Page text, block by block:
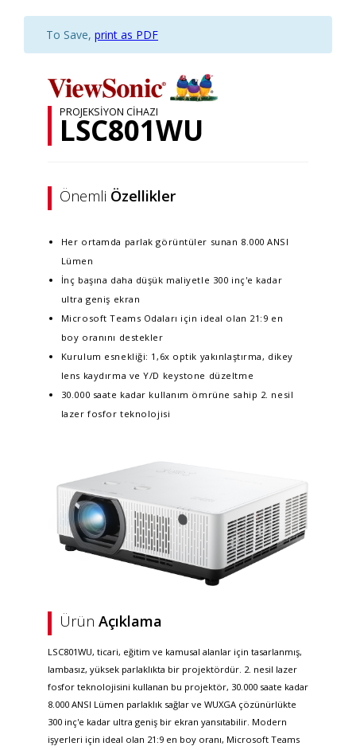
To Save, print as PDF
PROJEKSIYON CIHAZI
LSC801WU
Önemli Özellikler
Her ortamda parlak görüntüler sunan 8.000 ANSI
Lümen
İnç başına daha düşük maliyetle 300 inç'e kadar
ultra geniş ekran
Microsoft Teams Odaları için ideal olan 21:9 en
boy oranını destekler
Kurulum esnekliği: 1,6x optik yakınlaştırma, dikey
lens kaydırma ve Y/D keystone düzeltme
30.000 saate kadar kullanım ömrüne sahip 2. nesil
lazer fosfor teknolojisi
Ürün Açıklama
LSC801WU, ticari, eğitim ve kamusal alanlar için tasarlanmış,
lambasız, yüksek parlaklıkta bir projektördür. 2. nesil lazer
fosfor teknolojisini kullanan bu projektör, 30.000 saate kadar
8.000 ANSI Lümen parlaklık sağlar ve WUXGA çözünürlükte
300 inç'e kadar ultra geniş bir ekran yansıtabilir. Modern
işyerleri için ideal olan 21:9 en boy oranı, Microsoft Teams